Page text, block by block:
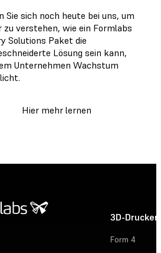
Sie sich noch heute bei uns, um
zu verstehen, wie ein Formlabs
Solutions Paket die
Lösung sein kann,
Unternehmen Wachstum
Hier mehr lernen
3D-Drucker
Form 4